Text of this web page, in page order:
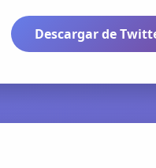
Descargar de